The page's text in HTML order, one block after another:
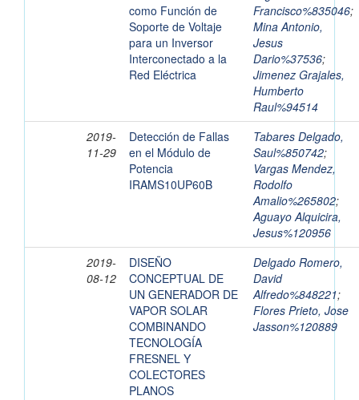
como Función de
Soporte de Voltaje
para un Inversor
Interconectado a la
Red Eléctrica
Francisco%835046;
Mina Antonio,
Jesus
Dario%37536;
Jimenez Grajales,
Humberto
Raul%94514
2019-
11-29
Detección de Fallas
en el Módulo de
Potencia
IRAMS10UP60B
Tabares Delgado,
Saul%850742;
Vargas Mendez,
Rodolfo
Amalio%265802;
Aguayo Alquicira,
Jesus%120956
2019-
08-12
DISEÑO
CONCEPTUAL DE
UN GENERADOR DE
VAPOR SOLAR
COMBINANDO
TECNOLOGÍA
FRESNEL Y
COLECTORES
PLANOS
Delgado Romero,
David
Alfredo%848221;
Flores Prieto, Jose
Jasson%120889